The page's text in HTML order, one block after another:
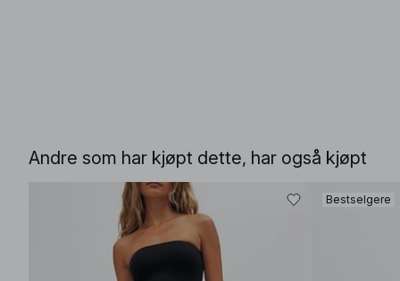
Andre som har kjøpt dette, har også kjøpt
Bestselgere